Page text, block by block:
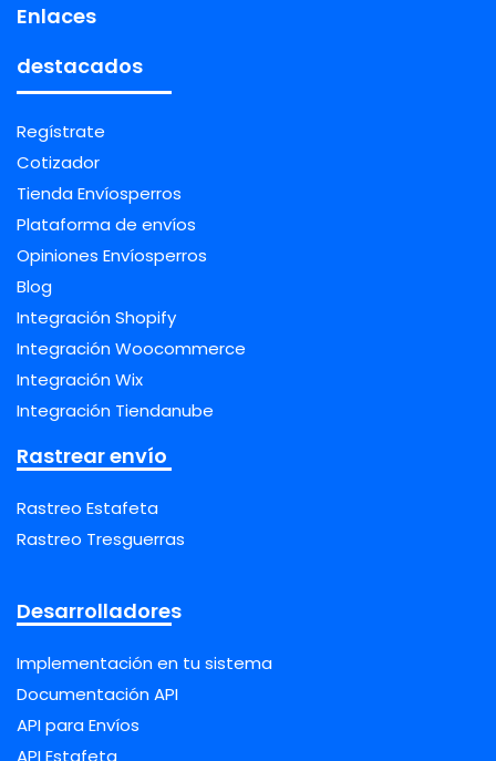
Enlaces
destacados
Regístrate
Cotizador
Tienda Envíosperros
Plataforma de envíos
Opiniones Envíosperros
Blog
Integración Shopify
Integración Woocommerce
Integración Wix
Integración Tiendanube
Rastrear envío
Rastreo Estafeta
Rastreo Tresguerras
Desarrolladores
Implementación en tu sistema
Documentación API
API para Envíos
API Estafeta